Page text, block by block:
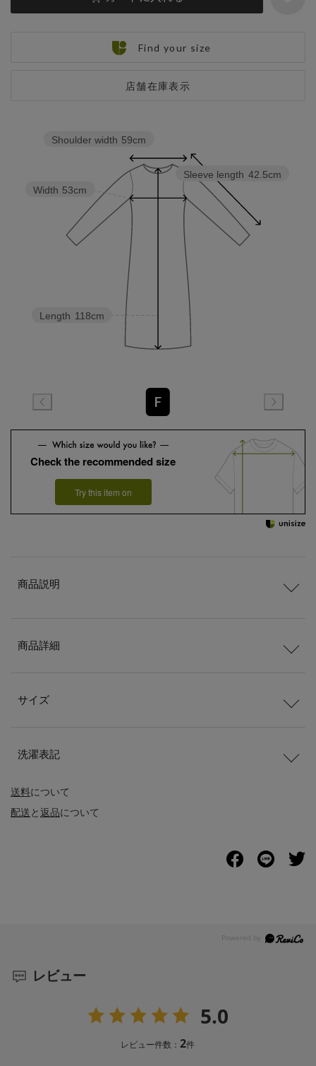
店舗在庫表示
Find your size
Sleeve length 42.5cm
Length 118cm
Width 53cm
Shoulder width 59cm
F
Check the recommended size
Try this item on
送料について
配送と返品について
商品説明
商品詳細
サイズ
洗濯表記
レビュー
5.0
レビュー件数：2件